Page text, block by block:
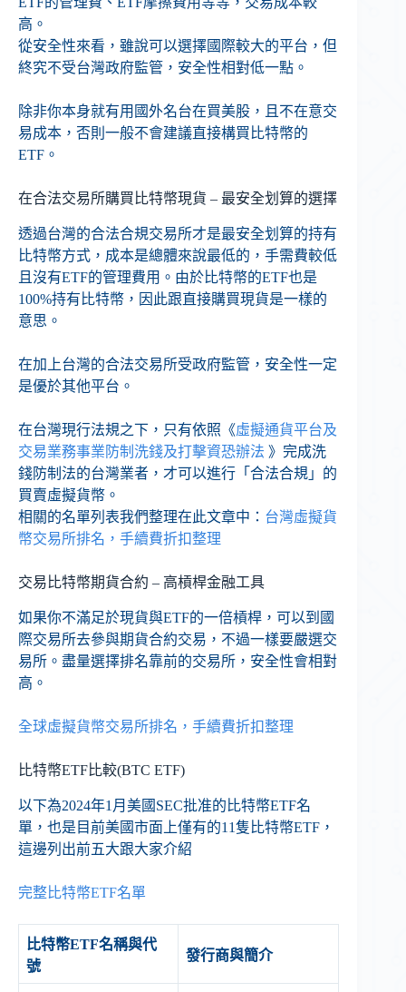
高。
從安全性來看，雖說可以選擇國際較大的平台，但
終究不受台灣政府監管，安全性相對低一點。
除非你本身就有用國外名台在買美股，且不在意交
易成本，否則一般不會建議直接構買比特幣的
ETF。
在合法交易所購買比特幣現貨 – 最安全划算的選擇
透過台灣的合法合規交易所才是最安全划算的持有
比特幣方式，成本是總體來說最低的，手需費較低
且沒有ETF的管理費用。由於比特幣的ETF也是
100%持有比特幣，因此跟直接購買現貨是一樣的
意思。
在加上台灣的合法交易所受政府監管，安全性一定
是優於其他平台。
在台灣現行法規之下，只有依照《虛擬通貨平台及
交易業務事業防制洗錢及打擊資恐辦法 》完成洗
錢防制法的台灣業者，才可以進行「合法合規」的
買賣虛擬貨幣。
相關的名單列表我們整理在此文章中： 台灣虛擬貨
幣交易所排名，手續費折扣整理
交易比特幣期貨合約 – 高槓桿金融工具
如果你不滿足於現貨與ETF的一倍槓桿，可以到國
際交易所去參與期貨合約交易，不過一樣要嚴選交
易所。盡量選擇排名靠前的交易所，安全性會相對
高。
全球虛擬貨幣交易所排名，手續費折扣整理
比特幣ETF比較(BTC ETF)
以下為2024年1月美國SEC批准的比特幣ETF名
單，也是目前美國市面上僅有的11隻比特幣ETF，
這邊列出前五大跟大家介紹
完整比特幣ETF名單
比特幣ETF名稱與代
號
發行商與簡介